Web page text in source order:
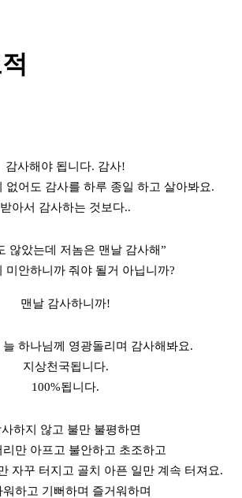
감사해야 됩니다. 감사!
없어도 감사를 하루 종일 하고 살아봐요.
받아서 감사하는 것보다..
않았는데 저놈은 맨날 감사해”
미안하니까 줘야 될거 아닙니까?
맨날 감사하니까!
늘 하나님께 영광돌리며 감사해봐요.
지상천국됩니다.
100%됩니다.
사하지 않고 불만 불평하면
리만 아프고 불안하고 초조하고
자꾸 터지고 골치 아픈 일만 계속 터져요.
워하고 기뻐하며 즐거워하며